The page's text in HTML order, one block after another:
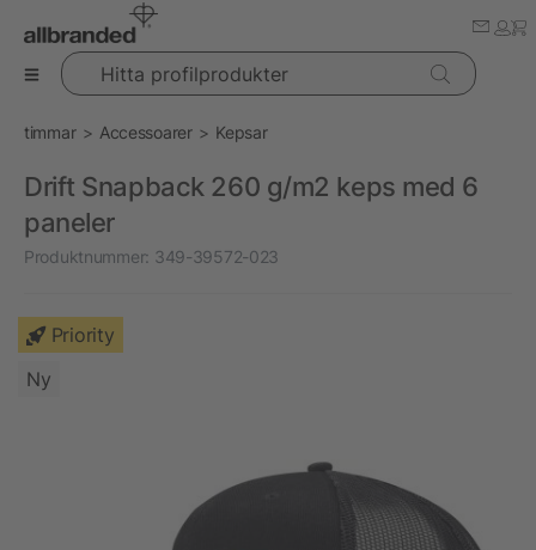
Hitta profilprodukter
timmar Accessoarer Kepsar
Drift Snapback 260 g/m2 keps med 6
paneler
Produktnummer: 349-39572-023
Priority
Ny